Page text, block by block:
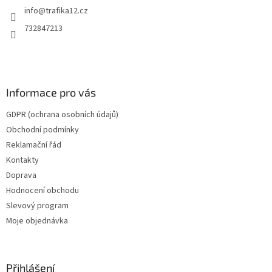
info@trafika12.cz
732847213
Informace pro vás
GDPR (ochrana osobních údajů)
Obchodní podmínky
Reklamační řád
Kontakty
Doprava
Hodnocení obchodu
Slevový program
Moje objednávka
Přihlášení